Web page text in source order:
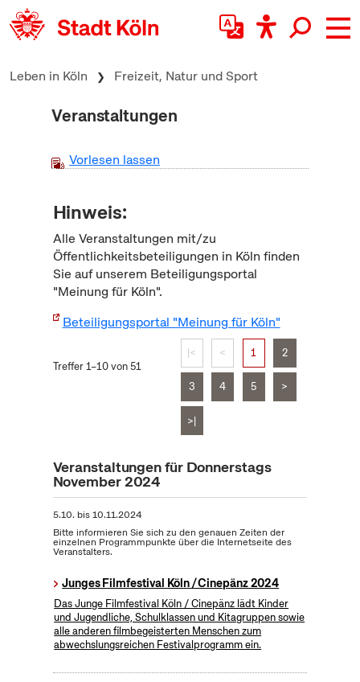
zum Inhalt springen
Leben in Köln Freizeit, Natur und Sport
Veranstaltungen
Vorlesen lassen
Hinweis:
Alle Veranstaltungen mit/zu
Öffentlichkeitsbeteiligungen in Köln finden
Sie auf unserem Beteiligungsportal
"Meinung für Köln".
Beteiligungsportal "Meinung für Köln"
Treffer 1–10 von 51
|< < 1 2
3 4 5 >
>|
Veranstaltungen für Donnerstags
November 2024
5.10. bis10.11.2024
Bitte informieren Sie sich zu den genauen Zeiten der
einzelnen Programmpunkte über die Internetseite des
Veranstalters.
Junges Filmfestival Köln / Cinepänz 2024
Das Junge Filmfestival Köln / Cinepänz lädt Kinder
und Jugendliche, Schulklassen und Kitagruppen sowie
alle anderen filmbegeisterten Menschen zum
abwechslungsreichen Festivalprogramm ein.